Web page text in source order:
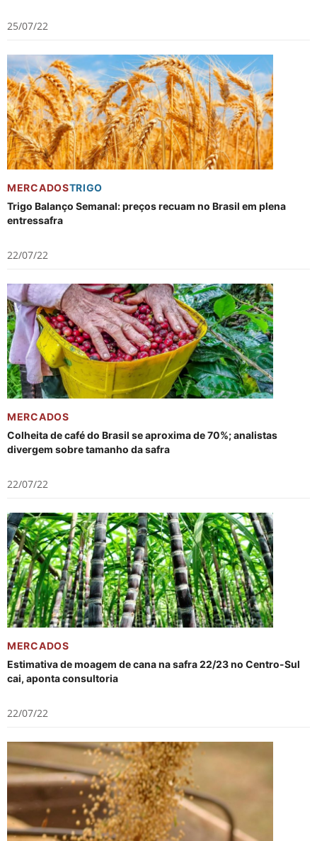
25/07/22
MERCADOSTRIGO
Trigo Balanço Semanal: preços recuam no Brasil em plena
entressafra
22/07/22
MERCADOS
Colheita de café do Brasil se aproxima de 70%; analistas
divergem sobre tamanho da safra
22/07/22
MERCADOS
Estimativa de moagem de cana na safra 22/23 no Centro-Sul
cai, aponta consultoria
22/07/22